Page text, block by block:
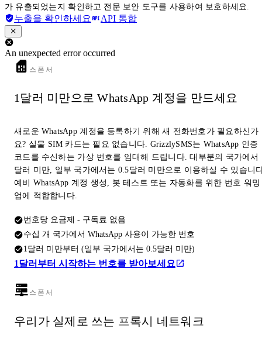
가 유출되었는지 확인하고 전문 보안 도구를 사용하여 보호하세요.
누출을 확인하세요 API 통합
An unexpected error occurred
스폰서
1달러 미만으로 WhatsApp 계정을 만드세요
새로운 WhatsApp 계정을 등록하기 위해 새 전화번호가 필요하신가
요? 실물 SIM 카드는 필요 없습니다. GrizzlySMS는 WhatsApp 인증
코드를 수신하는 가상 번호를 임대해 드립니다. 대부분의 국가에서
달러 미만, 일부 국가에서는 0.5달러 미만으로 이용하실 수 있습니
예비 WhatsApp 계정 생성, 봇 테스트 또는 자동화를 위한 번호 워밍
업에 적합합니다.
번호당 요금제 - 구독료 없음
수십 개 국가에서 WhatsApp 사용이 가능한 번호
1달러 미만부터 (일부 국가에서는 0.5달러 미만)
1달러부터 시작하는 번호를 받아보세요
스폰서
우리가 실제로 쓰는 프록시 네트워크